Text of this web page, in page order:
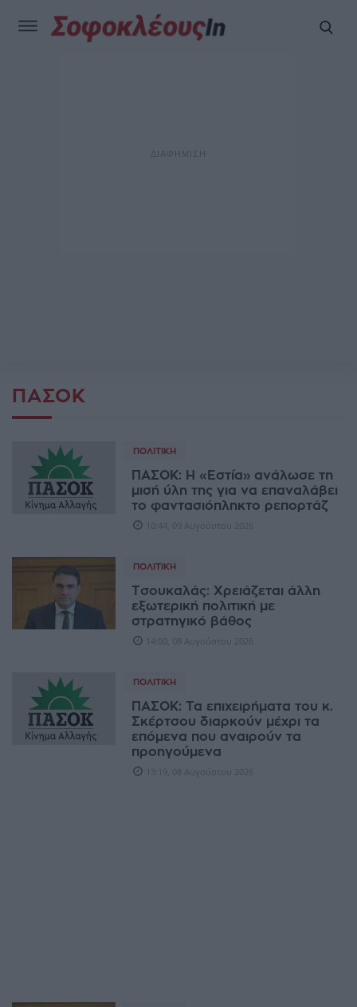
ΠΑΣΟΚ
ΠΟΛΙΤΙΚΉ
ΠΑΣΟΚ: Η «Εστία» ανάλωσε τη
μισή ύλη της για να επαναλάβει
το φαντασιόπληκτο ρεπορτάζ
10:44, 09 Αυγούστου 2026
ΠΟΛΙΤΙΚΉ
Τσουκαλάς: Xρειάζεται άλλη
εξωτερική πολιτική με
στρατηγικό βάθος
14:00, 08 Αυγούστου 2026
ΠΟΛΙΤΙΚΉ
ΠΑΣΟΚ: Τα επιχειρήματα του κ.
Σκέρτσου διαρκούν μέχρι τα
επόμενα που αναιρούν τα
προηγούμενα
13:19, 08 Αυγούστου 2026